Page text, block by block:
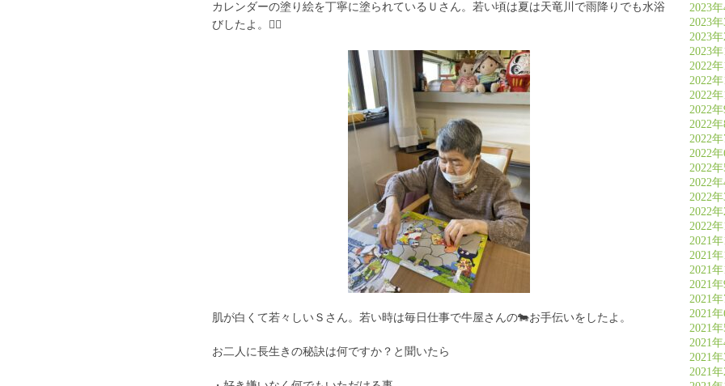
カレンダーの塗り絵を丁寧に塗られているＵさん。若い頃は夏は天竜川で雨降りでも水浴
びしたよ。🏊‍♀️
肌が白くて若々しいＳさん。若い時は毎日仕事で牛屋さんの🐄お手伝いをしたよ。
お二人に長生きの秘訣は何ですか？と聞いたら
2023年
2023年
2023年
2023年
2022年
2022年
2022年
2022年
2022年
2022年
2022年
2022年
2022年
2022年
2022年
2022年
2021年
2021年
2021年
2021年
2021年
2021年
2021年
2021年
2021年
2021年